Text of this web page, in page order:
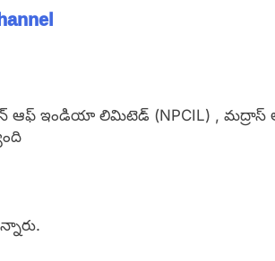
ఆఫ్ ఇండియా లిమిటెడ్ (NPCIL) , మద్రాస్